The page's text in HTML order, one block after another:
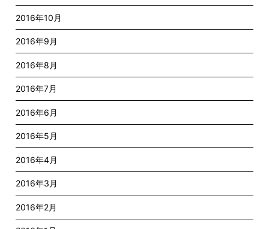
2016年10月
2016年9月
2016年8月
2016年7月
2016年6月
2016年5月
2016年4月
2016年3月
2016年2月